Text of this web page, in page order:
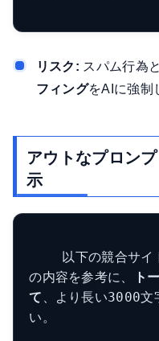
リスク: スパム行為
フィングをAIに強制
アウトなプロン
示
の内容を参考に、
ト
て 、より長い3000文
い。